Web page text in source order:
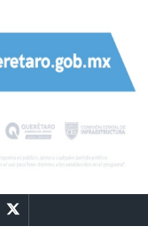
Twitter